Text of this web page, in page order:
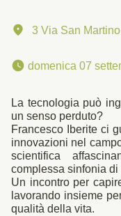
3 Via San
domenica 07
La tecnologia può
un senso perduto?
Francesco Iberite ci
innovazioni nel
scientifica
complessa sinfonia di
Un incontro per
lavorando insieme
qualità della vita.